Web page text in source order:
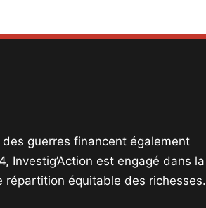
guerres financent également
Investig’Action est engagé dans la
répartition équitable des richesses.